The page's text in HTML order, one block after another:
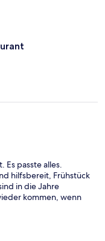
passte alles.
hilfsbereit, Frühstück
in die Jahre
kommen, wenn